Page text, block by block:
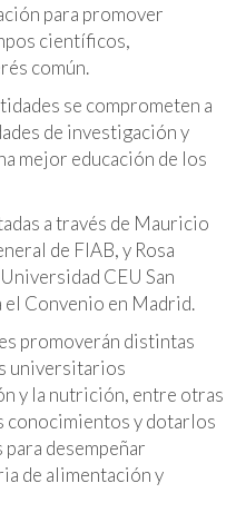
para promover
científicos,
común.
se comprometen a
de investigación y
mejor educación de los
a través de Mauricio
de FIAB, y Rosa
CEU San
el Convenio en Madrid.
promoverán distintas
universitarios
y la nutrición, entre otras
conocimientos y dotarlos
desempeñar
de alimentación y